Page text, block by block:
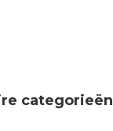
categorieën